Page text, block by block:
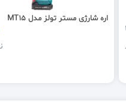
اره شارژی مستر تولز مدل MT15